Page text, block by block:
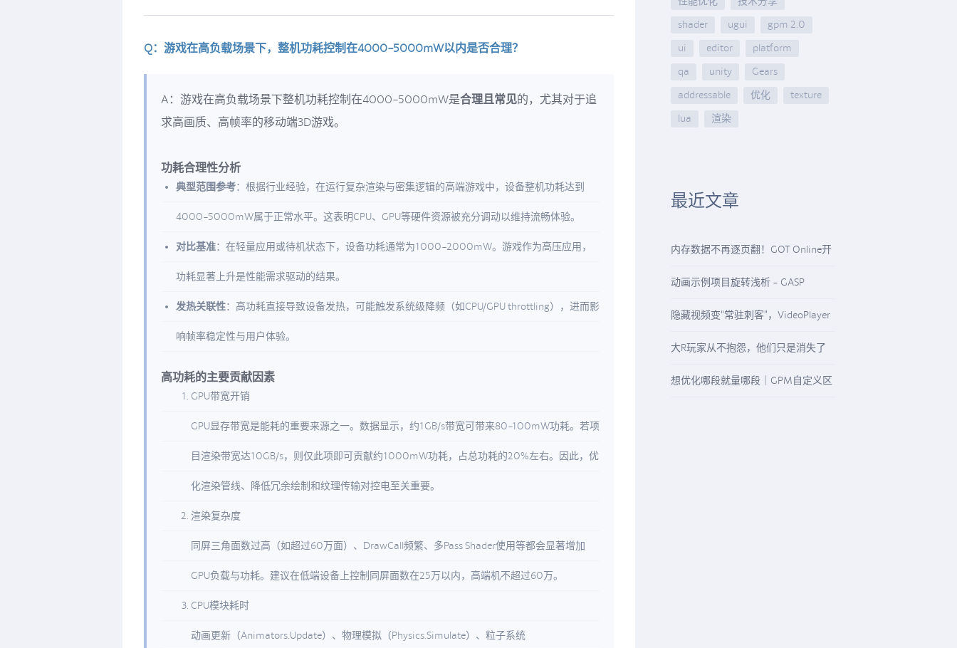
Q：游戏在高负载场景下，整机功耗控制在4000-5000mW以内是否合理？
A：游戏在高负载场景下整机功耗控制在4000-5000mW是合理且常见的，尤其对于追
求高画质、高帧率的移动端3D游戏。
功耗合理性分析
典型范围参考：根据行业经验，在运行复杂渲染与密集逻辑的高端游戏中，设备整机功耗达到
4000-5000mW属于正常水平。这表明CPU、GPU等硬件资源被充分调动以维持流畅体验。
对比基准：在轻量应用或待机状态下，设备功耗通常为1000-2000mW。游戏作为高压应用，
功耗显著上升是性能需求驱动的结果。
发热关联性：高功耗直接导致设备发热，可能触发系统级降频（如CPU/GPU throttling），进而影
响帧率稳定性与用户体验。
高功耗的主要贡献因素
GPU带宽开销
GPU显存带宽是能耗的重要来源之一。数据显示，约1GB/s带宽可带来80-100mW功耗。若项
目渲染带宽达10GB/s，则仅此项即可贡献约1000mW功耗，占总功耗的20%左右。因此，优
化渲染管线、降低冗余绘制和纹理传输对控电至关重要。
渲染复杂度
同屏三角面数过高（如超过60万面）、DrawCall频繁、多Pass Shader使用等都会显著增加
GPU负载与功耗。建议在低端设备上控制同屏面数在25万以内，高端机不超过60万。
CPU模块耗时
动画更新（Animators.Update）、物理模拟（Physics.Simulate）、粒子系统
shader
ugui
gpm 2.0
ui
editor
platform
qa
unity
Gears
addressable
优化
texture
lua
渲染
最近文章
内存数据不再逐页翻！GOT Online开
启“精准降本增效”模式
动画示例项目旋转浅析 - GASP
Rotation
隐藏视频变“常驻刺客”，VideoPlayer
与“N/A”纹理该怎么查
大R玩家从不抱怨，他们只是消失了
想优化哪段就量哪段｜GPM自定义区